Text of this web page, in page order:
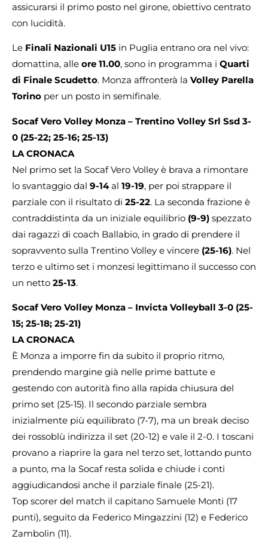
assicurarsi il primo posto nel girone, obiettivo centrato
con lucidità.
Le Finali Nazionali U15 in Puglia entrano ora nel vivo:
domattina, alle ore 11.00, sono in programma i Quarti
di Finale Scudetto. Monza affronterà la Volley Parella
Torino per un posto in semifinale.
Socaf Vero Volley Monza – Trentino Volley Srl Ssd 3-
0 (25-22; 25-16; 25-13)
LA CRONACA
Nel primo set la Socaf Vero Volley è brava a rimontare
lo svantaggio dal 9-14al 19-19, per poi strappare il
parziale con il risultato di 25-22. La seconda frazione è
contraddistinta da un iniziale equilibrio (9-9) spezzato
dai ragazzi di coach Ballabio, in grado di prendere il
sopravvento sulla Trentino Volley e vincere (25-16). Nel
terzo e ultimo set i monzesi legittimano il successo con
un netto 25-13.
Socaf Vero Volley Monza – Invicta Volleyball 3-0 (25-
15; 25-18; 25-21)
LA CRONACA
È Monza a imporre fin da subito il proprio ritmo,
prendendo margine già nelle prime battute e
gestendo con autorità fino alla rapida chiusura del
primo set (25-15). Il secondo parziale sembra
inizialmente più equilibrato (7-7), ma un break deciso
dei rossoblù indirizza il set (20-12) e vale il 2-0. I toscani
provano a riaprire la gara nel terzo set, lottando punto
a punto, ma la Socaf resta solida e chiude i conti
aggiudicandosi anche il parziale finale (25-21).
Top scorer del match il capitano Samuele Monti (17
punti), seguito da Federico Mingazzini (12) e Federico
Zambolin (11).